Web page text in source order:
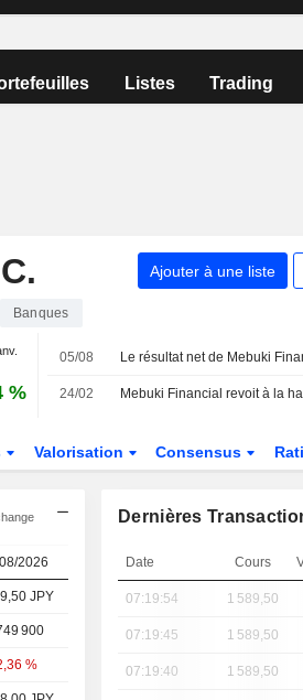
Listes Trading
Ajouter à une liste
Banques
%
05/08
24/02
Valorisation Consensus
2026
JPY
900
%
Dernières
Date Cours
07:19:54 1 589,50
07:19:45 1 589,50
07:19:40 1 589,50